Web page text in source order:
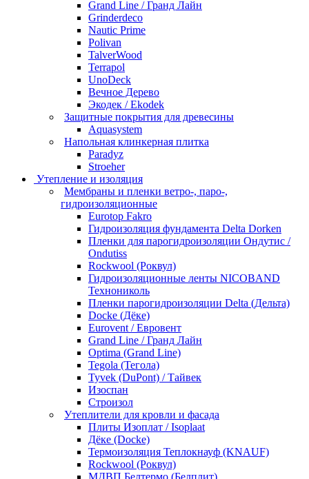
Grand Line / Гранд Лайн
Grinderdeco
Nautic Prime
Polivan
TalverWood
Terrapol
UnoDeck
Вечное Дерево
Экодек / Ekodek
Защитные покрытия для древесины
Aquasystem
Напольная клинкерная плитка
Paradyz
Stroeher
Утепление и изоляция
Мембраны и пленки ветро-, паро-,
гидроизоляционные
Eurotop Fakro
Гидроизоляция фундамента Delta Dorken
Пленки для парогидроизоляции Ондутис /
Ondutiss
Rockwool (Роквул)
Гидроизоляционные ленты NICOBAND
Технониколь
Пленки парогидроизоляции Delta (Дельта)
Docke (Дёке)
Eurovent / Евровент
Grand Line / Гранд Лайн
Optima (Grand Line)
Tegola (Тегола)
Tyvek (DuPont) / Тайвек
Изоспан
Строизол
Утеплители для кровли и фасада
Плиты Изоплат / Isoplaat
Дёке (Docke)
Термоизоляция Теплокнауф (KNAUF)
Rockwool (Роквул)
МДВП Белтермо (Белплит)